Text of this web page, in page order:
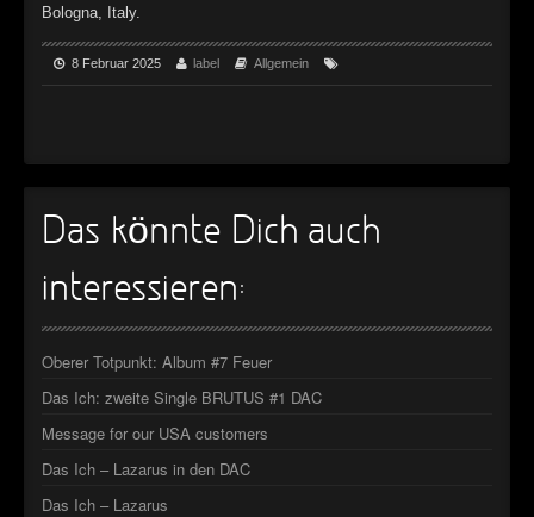
Bologna, Italy.
8 Februar 2025 label Allgemein
Das könnte Dich auch
interessieren:
Oberer Totpunkt: Album #7 Feuer
Das Ich: zweite Single BRUTUS #1 DAC
Message for our USA customers
Das Ich – Lazarus in den DAC
Das Ich – Lazarus